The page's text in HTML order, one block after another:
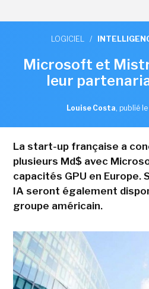
LOGICIEL /
Microsoft et
leur
Louise Costa, publié
La start-up française a
plusieurs Md$ avec
capacités GPU en Europe.
IA seront également
groupe américain.